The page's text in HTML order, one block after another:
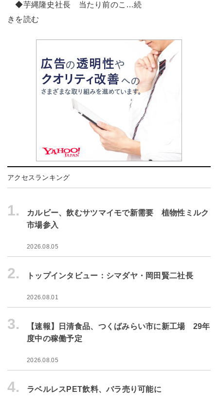
◆芋縄隆史社長 当たり前のこ…続
きを読む
アクセスランキング
1.
カルビー、飲むサツマイモで新需要 植物性ミルク
市場参入
2026.08.05
2. トップインタビュー：シマダヤ・岡田賢二社長
2026.08.01
3.
【速報】日清食品、つくばみらい市に新工場 29年
度中の稼働予定
2026.08.05
4. ラベルレスPET飲料、バラ売り可能に